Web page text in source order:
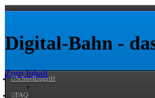
Digital-Bahn -
Zum Inhalt
Schnellzugriff
FAQ